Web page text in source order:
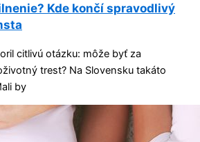
Kde končí spravodlivý
citlivú otázku: môže byť za
trest? Na Slovensku takáto
by